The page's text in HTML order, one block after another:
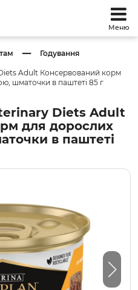
Меню
Годування
Adult Консервований корм
шматочки в паштеті 85 г
Diets Adult
для дорослих
в паштеті